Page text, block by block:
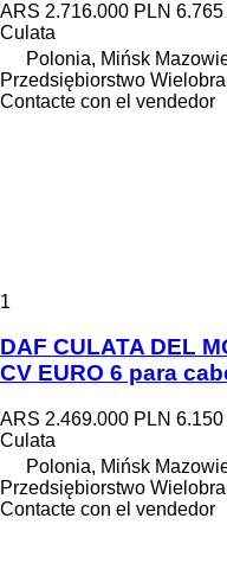
ARS 2.716.000 PLN 6.765
Culata
Polonia, Mińsk
Przedsiębiorstwo
Contacte con el vendedor
1
DAF CULATA DEL
CV EURO 6 para
ARS 2.469.000 PLN 6.150
Culata
Polonia, Mińsk
Przedsiębiorstwo
Contacte con el vendedor